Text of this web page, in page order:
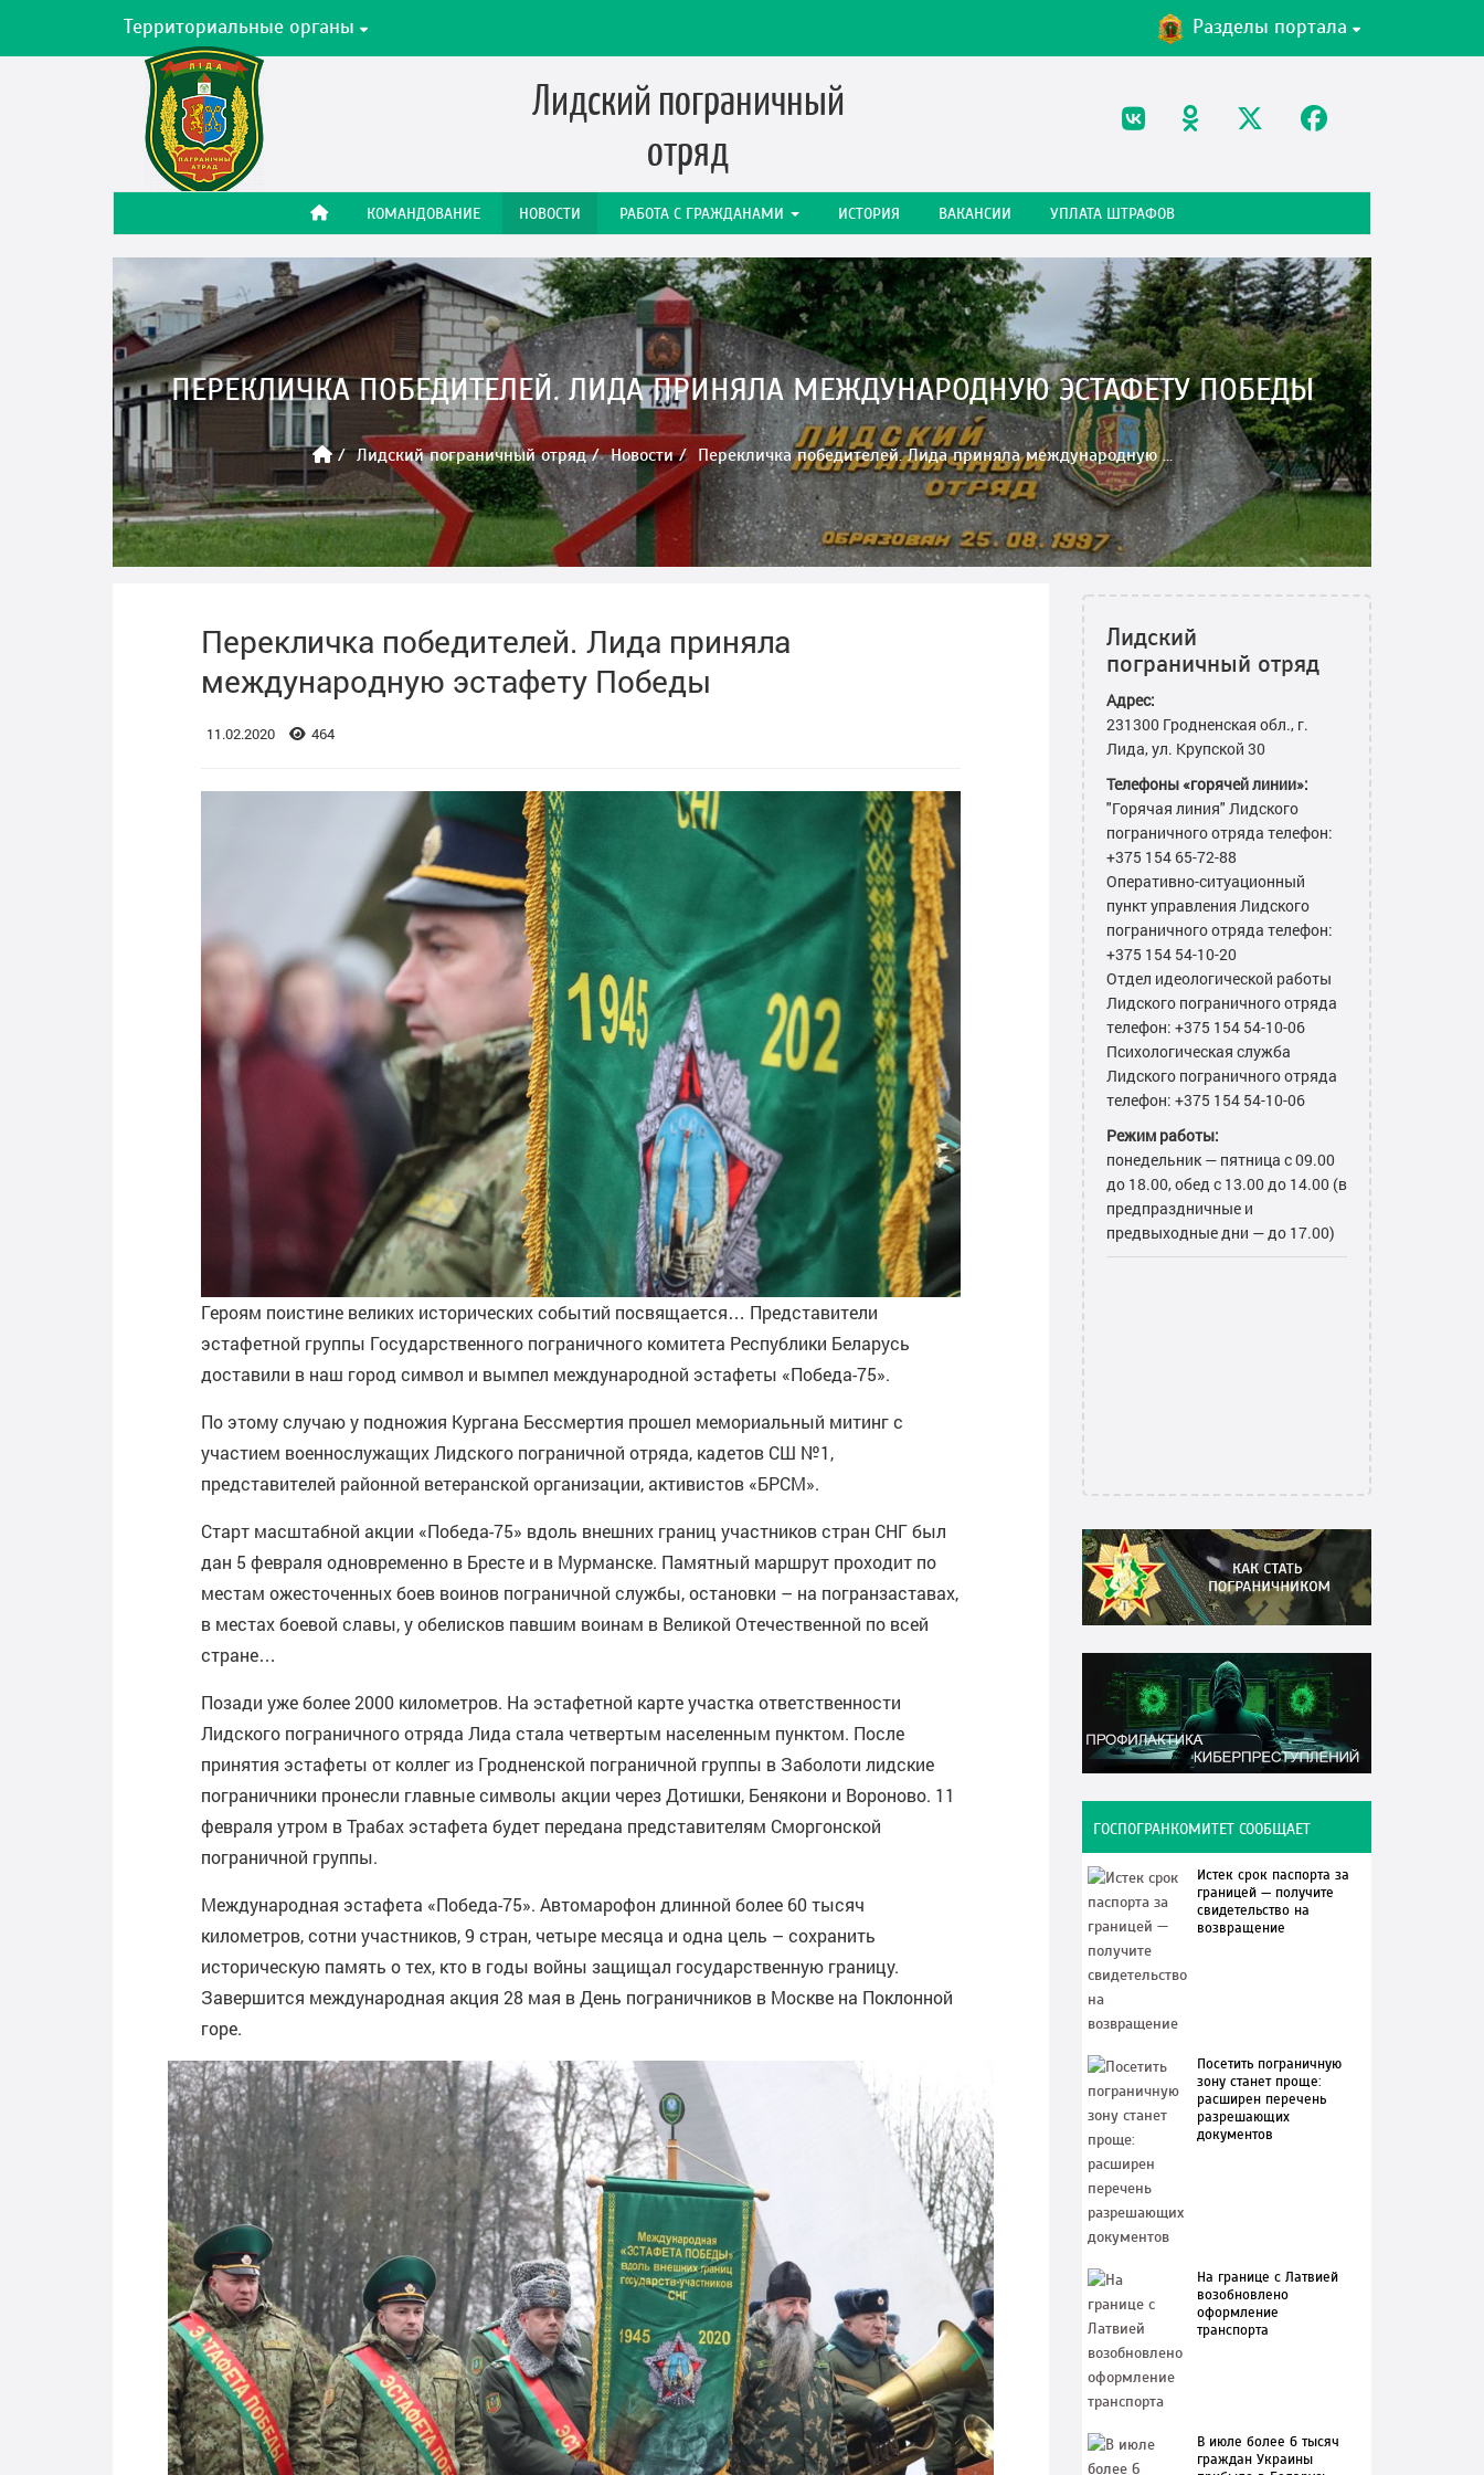
Территориальные органы Разделы портала
Лидский пограничный
отряд
КОМАНДОВАНИЕ НОВОСТИ РАБОТА C ГРАЖДАНАМИ ИСТОРИЯ ВАКАНСИИ УПЛАТА ШТРАФОВ
ПЕРЕКЛИЧКА ПОБЕДИТЕЛЕЙ. ЛИДА ПРИНЯЛА МЕЖДУНАРОДНУЮ ЭСТАФЕТУ ПОБЕДЫ
Лидский пограничный отряд Новости Перекличка победителей. Лида приняла международную ...
Перекличка победителей. Лида приняла
международную эстафету Победы
11.02.2020 464
Героям поистине великих исторических событий посвящается… Представители
эстафетной группы Государственного пограничного комитета Республики Беларусь
доставили в наш город символ и вымпел международной эстафеты «Победа-75».
По этому случаю у подножия Кургана Бессмертия прошел мемориальный митинг с
участием военнослужащих Лидского пограничной отряда, кадетов СШ №1,
представителей районной ветеранской организации, активистов «БРСМ».
Старт масштабной акции «Победа-75» вдоль внешних границ участников стран СНГ был
дан 5 февраля одновременно в Бресте и в Мурманске. Памятный маршрут проходит по
местам ожесточенных боев воинов пограничной службы, остановки – на погранзаставах,
в местах боевой славы, у обелисков павшим воинам в Великой Отечественной по всей
стране…
Позади уже более 2000 километров. На эстафетной карте участка ответственности
Лидского пограничного отряда Лида стала четвертым населенным пунктом. После
принятия эстафеты от коллег из Гродненской пограничной группы в Заболоти лидские
пограничники пронесли главные символы акции через Дотишки, Бенякони и Вороново. 11
февраля утром в Трабах эстафета будет передана представителям Сморгонской
пограничной группы.
Международная эстафета «Победа-75». Автомарофон длинной более 60 тысяч
километров, сотни участников, 9 стран, четыре месяца и одна цель – сохранить
историческую память о тех, кто в годы войны защищал государственную границу.
Завершится международная акция 28 мая в День пограничников в Москве на Поклонной
горе.
Лидский
пограничный отряд
Адрес:
231300 Гродненская обл., г.
Лида, ул. Крупской 30
Телефоны «горячей линии»:
"Горячая линия" Лидского
пограничного отряда телефон:
+375 154 65-72-88
Оперативно-ситуационный
пункт управления Лидского
пограничного отряда телефон:
+375 154 54-10-20
Отдел идеологической работы
Лидского пограничного отряда
телефон: +375 154 54-10-06
Психологическая служба
Лидского пограничного отряда
телефон: +375 154 54-10-06
Режим работы:
понедельник — пятница с 09.00
до 18.00, обед с 13.00 до 14.00 (в
предпраздничные и
предвыходные дни — до 17.00)
ГОСПОГРАНКОМИТЕТ СООБЩАЕТ
Истек срок паспорта за
границей — получите
свидетельство на
возвращение
Посетить пограничную
зону станет проще:
расширен перечень
разрешающих
документов
На границе с Латвией
возобновлено
оформление
транспорта
В июле более 6 тысяч
граждан Украины